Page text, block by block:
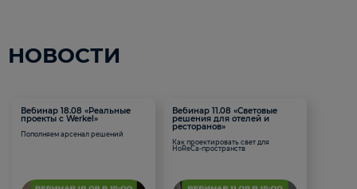
НОВОСТИ
Вебинар 18.08 «Реальные
проекты с Werkel»
Пополняем арсенал решений
Вебинар 11.08 «Световые
решения для отелей и
ресторанов»
Как проектировать свет для
HoReCa-пространств